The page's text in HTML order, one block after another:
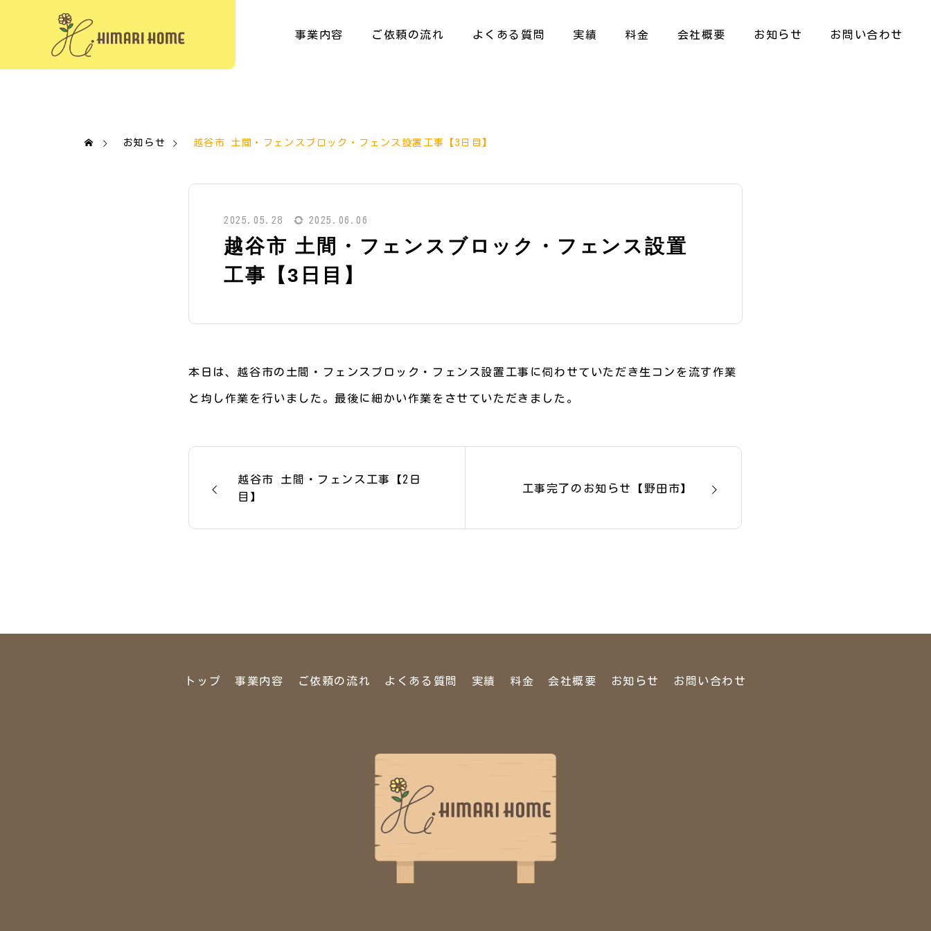
事業内容 ご依頼の流れ よくある質問 実績 料金 会社概要 お知らせ お問い合わせ
お知らせ 越谷市 土間・フェンスブロック・フェンス設置工事【3日目】
2025.05.28 2025.06.06
越谷市 土間・フェンスブロック・フェンス設置
工事【3日目】
本日は、越谷市の土間・フェンスブロック・フェンス設置工事に伺わせていただき生コンを流す作業
と均し作業を行いました。最後に細かい作業をさせていただきました。
越谷市 土間・フェンス工事【2日
目】
工事完了のお知らせ【野田市】
トップ 事業内容 ご依頼の流れ よくある質問 実績 料金 会社概要 お知らせ お問い合わせ